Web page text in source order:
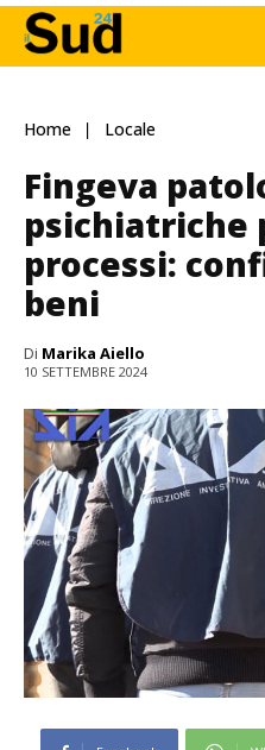
Home Locale
Fingeva
psichiatriche
processi:
beni
Di Marika Aiello
10 SETTEMBRE 2024